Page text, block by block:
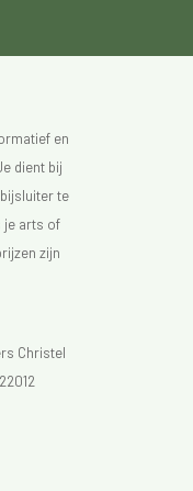
en
dient bij
te
je arts of
zijn
Christel